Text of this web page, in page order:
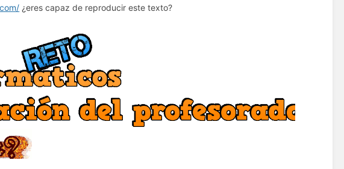
¿eres capaz de reproducir este texto?